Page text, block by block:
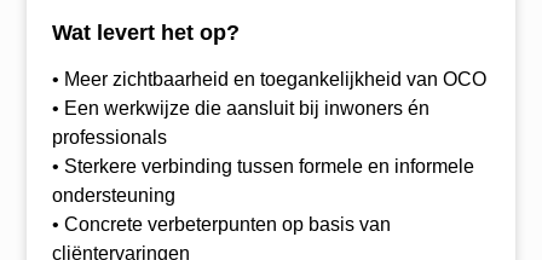
Wat levert het op?
• Meer zichtbaarheid en toegankelijkheid van OCO
• Een werkwijze die aansluit bij inwoners én
professionals
• Sterkere verbinding tussen formele en informele
ondersteuning
• Concrete verbeterpunten op basis van
cliëntervaringen